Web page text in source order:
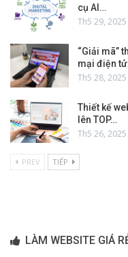
cụ AI…
Th5 29, 2025
“Giải mã”
mại điện
Th5 28, 2025
Thiết kế
lên TOP…
Th5 26, 2025
PREV TIẾP
LÀM WEBSITE GIÁ